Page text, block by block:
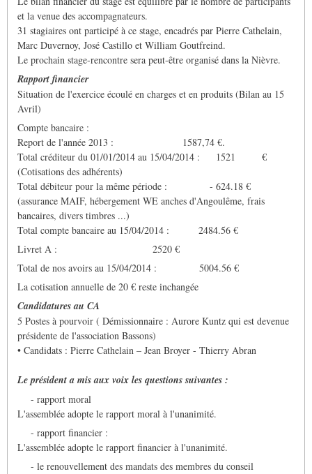
et la venue des accompagnateurs.
31 stagiaires ont participé à ce stage, encadrés par Pierre Cathelain,
Marc Duvernoy, José Castillo et William Goutfreind.
Le prochain stage-rencontre sera peut-être organisé dans la Nièvre.
Rapport financier
Situation de l'exercice écoulé en charges et en produits (Bilan au 15
Avril)
Compte bancaire :
Report de l'année 2013 : 1587,74 €.
Total créditeur du 01/01/2014 au 15/04/2014 : 1521 €
(Cotisations des adhérents)
Total débiteur pour la même période : - 624.18 €
(assurance MAIF, hébergement WE anches d'Angoulême, frais
bancaires, divers timbres ...)
Total compte bancaire au 15/04/2014 : 2484.56 €
Livret A : 2520 €
Total de nos avoirs au 15/04/2014 : 5004.56 €
La cotisation annuelle de 20 € reste inchangée
Candidatures au CA
5 Postes à pourvoir ( Démissionnaire : Aurore Kuntz qui est devenue
présidente de l'association Bassons)
• Candidats : Pierre Cathelain – Jean Broyer - Thierry Abran
Le président a mis aux voix les questions suivantes :
- rapport moral
L'assemblée adopte le rapport moral à l'unanimité.
- rapport financier :
L'assemblée adopte le rapport financier à l'unanimité.
- le renouvellement des mandats des membres du conseil